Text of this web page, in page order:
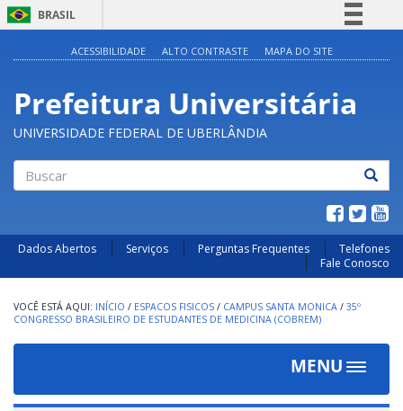
BRASIL
Participe
Acesso à informação
ACESSIBILIDADE ALTO CONTRASTE MAPA DO SITE
Prefeitura Universitária
UNIVERSIDADE FEDERAL DE UBERLÂNDIA
Dados Abertos Serviços Perguntas Frequentes
Telefones
Fale Conosco
INÍCIO / ESPACOS FISICOS / CAMPUS SANTA MONICA / 35º
CONGRESSO BRASILEIRO DE ESTUDANTES DE MEDICINA (COBREM)
MENU
Toggle